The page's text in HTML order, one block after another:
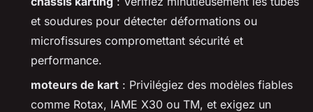
et soudures pour détecter déformations ou
microfissures compromettant sécurité et
performance.
moteurs de kart : Privilégiez des modèles fiables
comme Rotax, IAME X30 ou TM, et exigez un